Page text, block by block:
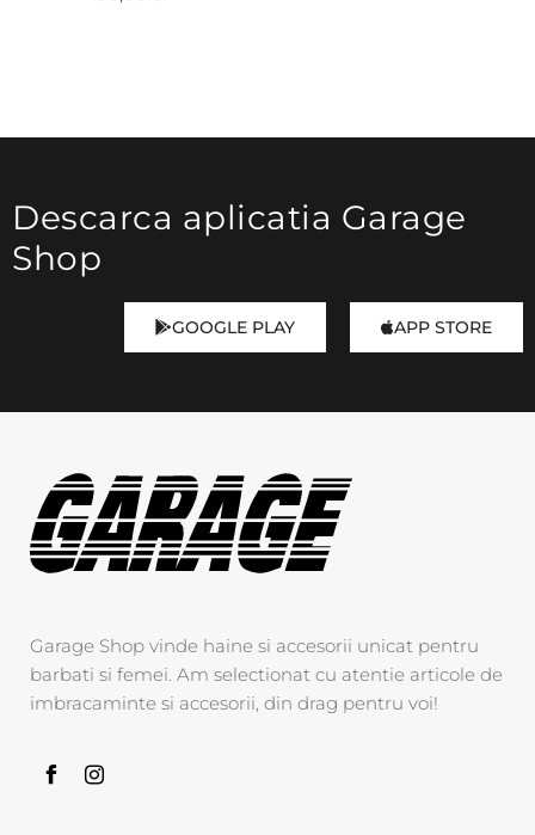
Bleumarin
Gri
Slim Fit
Formal
Descarca aplicatia Garage
Shop
GOOGLE PLAY APP STORE
Garage Shop vinde haine si accesorii unicat pentru
barbati si femei. Am selectionat cu atentie articole de
imbracaminte si accesorii, din drag pentru voi!